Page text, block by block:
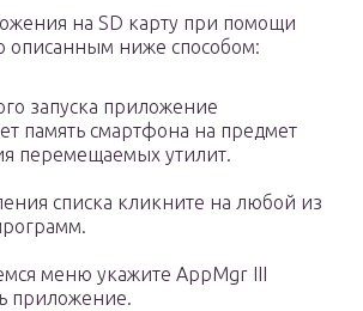
на SD карту при помощи
описанным ниже способом:
запуска приложение
память смартфона на предмет
перемещаемых утилит.
списка кликните на любой из
меню укажите AppMgr III
приложение.